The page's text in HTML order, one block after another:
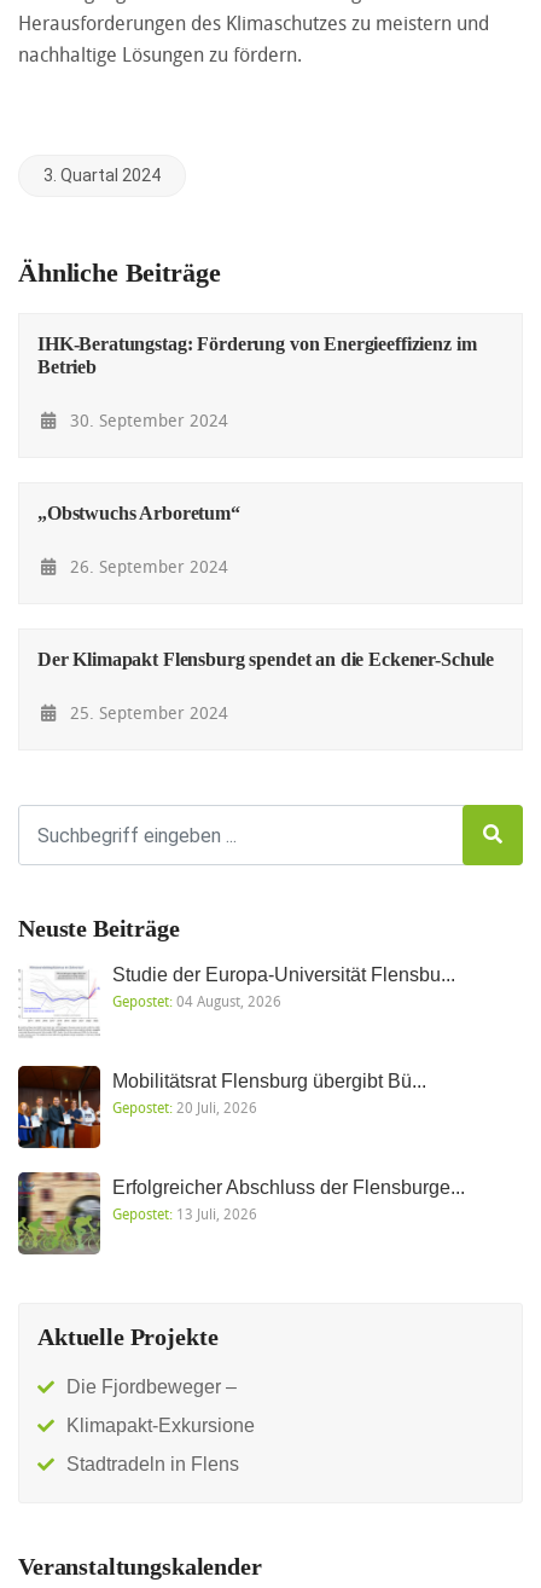
Herausforderungen des Klimaschutzes zu meistern und
nachhaltige Lösungen zu fördern.
3. Quartal 2024
Ähnliche Beiträge
IHK-Beratungstag: Förderung von Energieeffizienz im
Betrieb
30. September 2024
„Obstwuchs Arboretum“
26. September 2024
Der Klimapakt Flensburg spendet an die Eckener-Schule
25. September 2024
Neuste Beiträge
Studie der Europa-Universität Flensbu...
Gepostet:04 August, 2026
Mobilitätsrat Flensburg übergibt Bü...
Gepostet:20 Juli, 2026
Erfolgreicher Abschluss der Flensburge...
Gepostet: 13 Juli, 2026
Aktuelle Projekte
Die Fjordbeweger –
Klimapakt-Exkursione
Stadtradeln in Flens
Veranstaltungskalender